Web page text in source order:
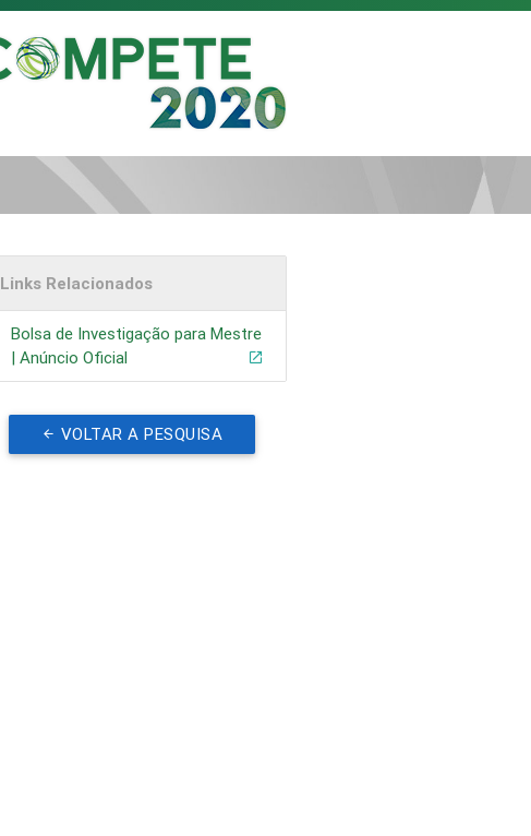
Links Relacionados
Bolsa de Investigação para Mestre
| Anúncio Oficial
VOLTAR A PESQUISA